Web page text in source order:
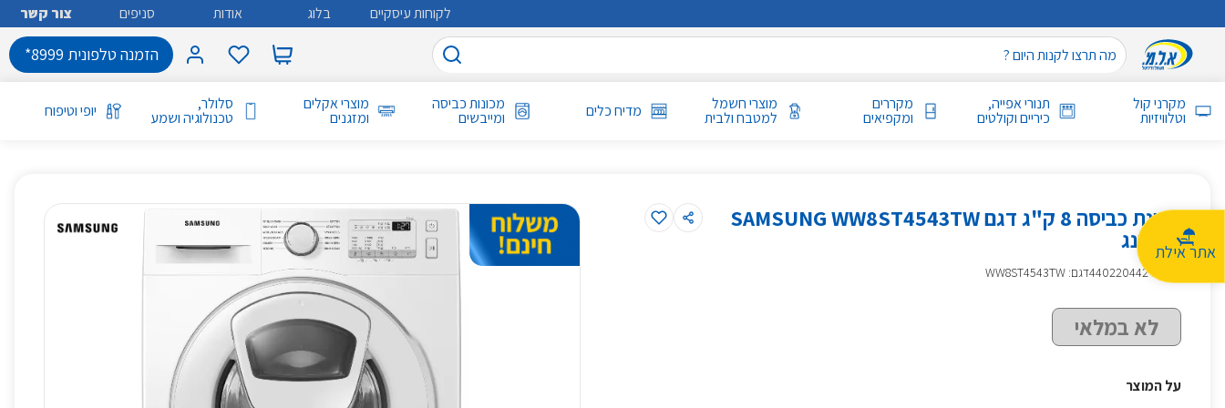
אתר אילת
לקוחות עיסקיים בלוג אודות סניפים צור קשר
הזמנה טלפונית 8999*
מקרני קול
וטלוויזיות
תנורי אפייה,
כיריים וקולטים
מקררים
ומקפיאים
מוצרי חשמל
למטבח ולבית מדיח כלים מכונות כביסה
ומייבשים
מוצרי אקלים
ומזגנים
סלולר,
טכנולוגיה ושמע יופי וטיפוח
מכונת כביסה 8 ק"ג דגם SAMSUNG WW8ST4543TW
סמסונג
:
440220442דגם: WW8ST4543TW
לא במלאי
על המוצר